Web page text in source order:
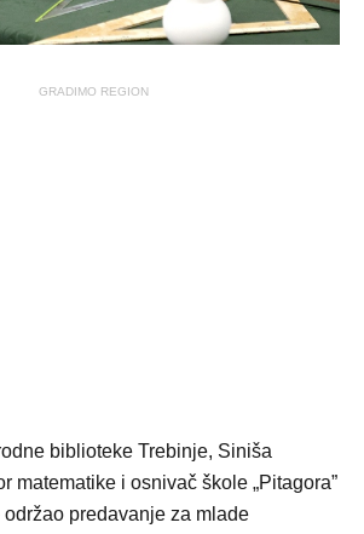
GRADIMO REGION
biblioteke Trebinje, Siniša
matematike i osnivač škole „Pitagora”
predavanje za mlade